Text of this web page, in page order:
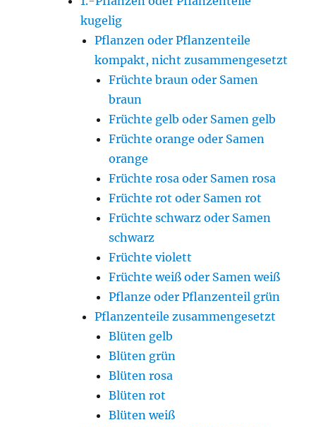
kugelig
Pflanzen oder Pflanzenteile
kompakt, nicht zusammengesetzt
Früchte braun oder Samen
braun
Früchte gelb oder Samen gelb
Früchte orange oder Samen
orange
Früchte rosa oder Samen rosa
Früchte rot oder Samen rot
Früchte schwarz oder Samen
schwarz
Früchte violett
Früchte weiß oder Samen weiß
Pflanze oder Pflanzenteil grün
Pflanzenteile zusammengesetzt
Blüten gelb
Blüten grün
Blüten rosa
Blüten rot
Blüten weiß